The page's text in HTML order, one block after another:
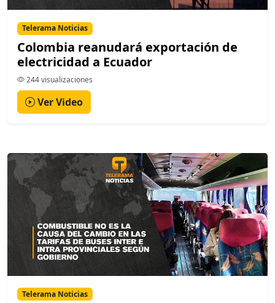
Telerama Noticias
Colombia reanudará exportación de
electricidad a Ecuador
244 visualizaciones
Ver Video
Telerama Noticias